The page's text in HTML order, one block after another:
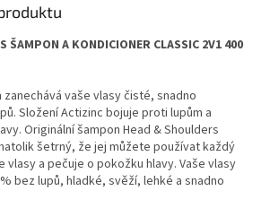
ŠAMPON A KONDICIONER CLASSIC 2V1 400
vaše vlasy čisté, snadno
Složení Actizinc bojuje proti lupům a
Originální šampon Head & Shoulders
šetrný, že jej můžete používat každý
vlasy a pečuje o pokožku hlavy. Vaše vlasy
bez lupů, hladké, svěží, lehké a snadno